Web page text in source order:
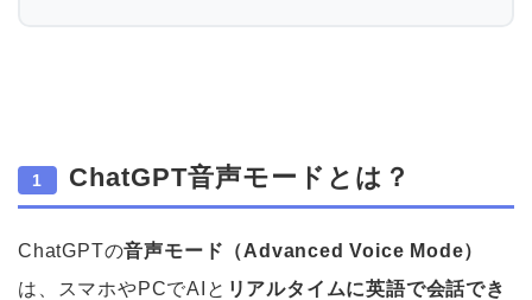
1 ChatGPT音声モードとは？
ChatGPTの音声モード（Advanced Voice Mode）
は、スマホやPCでAIと リアルタイムに英語で会話でき